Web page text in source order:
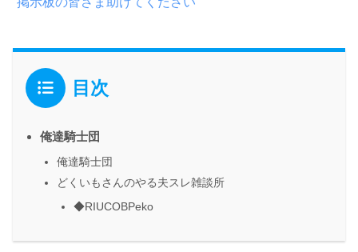
目次
俺達騎士団
俺達騎士団
どくいもさんのやる夫スレ雑談所
◆RIUCOBPeko